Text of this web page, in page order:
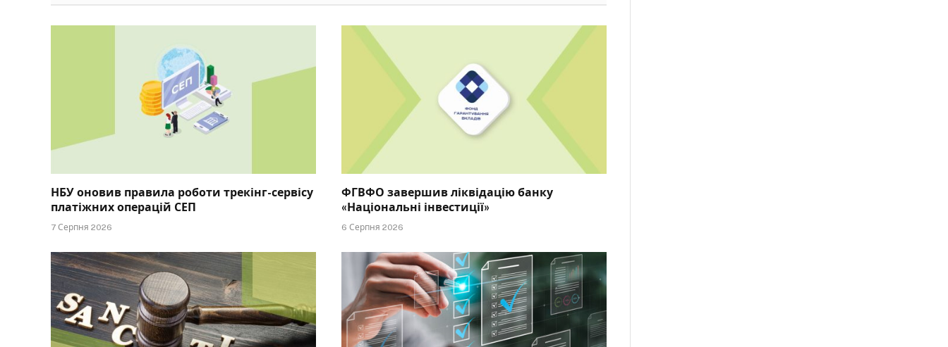
НБУ оновив правила роботи трекінг-сервісу
платіжних операцій СЕП
7 Серпня 2026
ФГВФО завершив ліквідацію банку
«Національні інвестиції»
6 Серпня 2026